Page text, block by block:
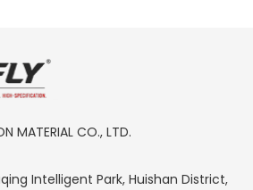
MATERIAL CO., LTD.
Intelligent Park, Huishan District,